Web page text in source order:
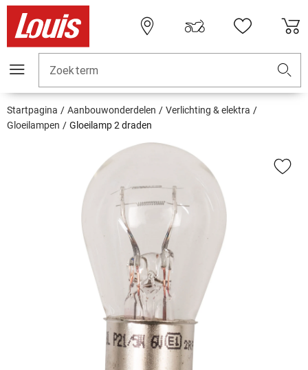
Zoekterm
Startpagina Aanbouwonderdelen
Verlichting & elektra
Gloeilampen
Gloeilamp 2 draden